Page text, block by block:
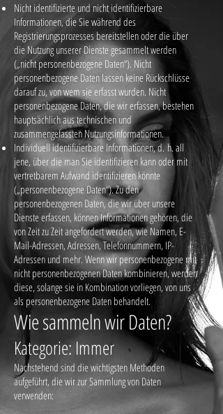
Nicht identifizierte und nicht identifizierbare
Informationen, die Sie während des
Registrierungsprozesses bereitstellen oder die über
die Nutzung unserer Dienste gesammelt werden
(„nicht personenbezogene Daten“). Nicht
personenbezogene Daten lassen keine Rückschlüsse
darauf zu, von wem sie erfasst wurden. Nicht
personenbezogene Daten, die wir erfassen, bestehen
hauptsächlich aus technischen und
zusammengefassten Nutzungsinformationen.
Individuell identifizierbare Informationen, d. h. all
jene, über die man Sie identifizieren kann oder mit
vertretbarem Aufwand identifizieren könnte
(„personenbezogene Daten“). Zu den
personenbezogenen Daten, die wir über unsere
Dienste erfassen, können Informationen gehören, die
von Zeit zu Zeit angefordert werden, wie Namen, E-
Mail-Adressen, Adressen, Telefonnummern, IP-
Adressen und mehr. Wenn wir personenbezogene mit
nicht personenbezogenen Daten kombinieren, werden
diese, solange sie in Kombination vorliegen, von uns
als personenbezogene Daten behandelt.
Wie sammeln wir Daten?
Kategorie: Immer
Nachstehend sind die wichtigsten Methoden
aufgeführt, die wir zur Sammlung von Daten
verwenden: